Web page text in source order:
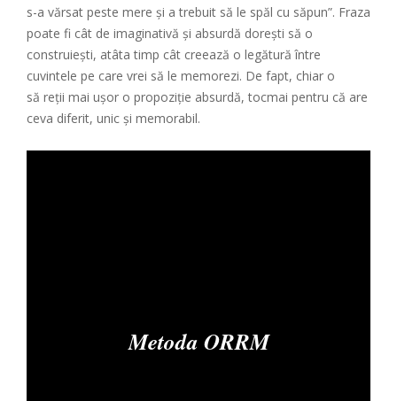
s-a vărsat peste mere și a trebuit să le spăl cu săpun”. Fraza
poate fi cât de imaginativă și absurdă dorești să o
construiești, atâta timp cât creează o legătură între
cuvintele pe care vrei să le memorezi. De fapt, chiar o
să reții mai ușor o propoziție absurdă, tocmai pentru că are
ceva diferit, unic și memorabil.
Metoda ORRM